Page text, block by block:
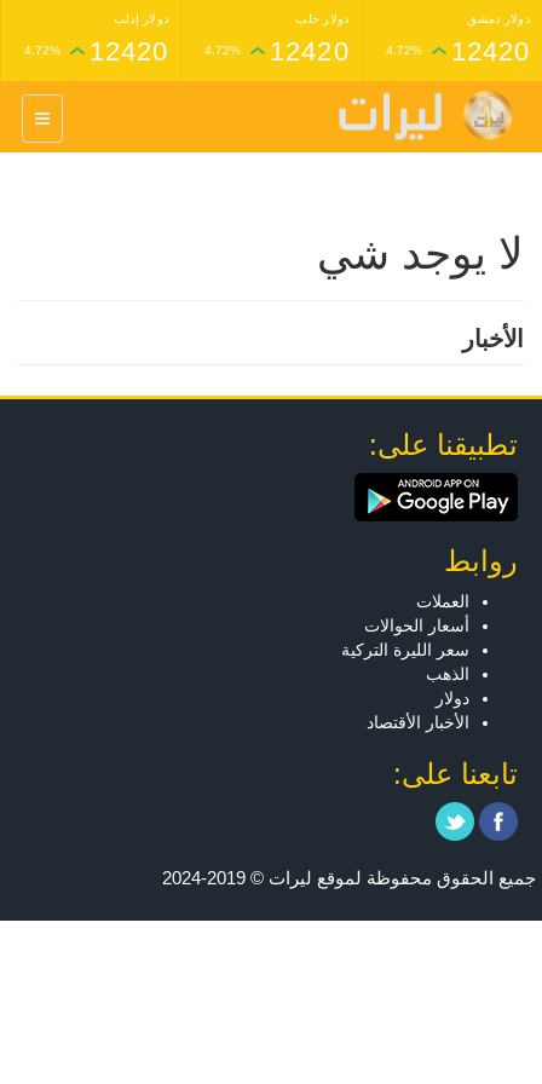
دولار دمشق
12420
4.72%
دولار حلب
12420
4.72%
دولار إدلب
12420
4.72%
غرام عيار 24 ذهب
1,398,000
4.33%
1,227,000
لا يوجد شي
الأخبار
تطبيقنا على:
روابط
العملات
أسعار الحوالات
سعر الليرة التركية
الذهب
دولار
الأخبار الأقتصاد
تابعنا على:
جميع الحقوق محفوظة لموقع ليرات © 2019-2024